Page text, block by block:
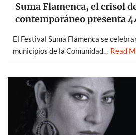
Suma Flamenca, el crisol
contemporáneo presenta
El Festival Suma Flamenca se
municipios de la Comunidad… Read